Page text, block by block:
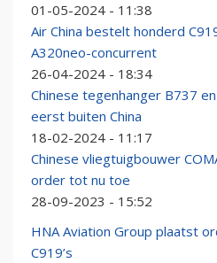
01-05-2024 - 11:38
Air China bestelt honderd
A320neo-concurrent
26-04-2024 - 18:34
Chinese tegenhanger B737
eerst buiten China
18-02-2024 - 11:17
Chinese vliegtuigbouwer
order tot nu toe
28-09-2023 - 15:52
HNA Aviation Group plaatst
C919’s